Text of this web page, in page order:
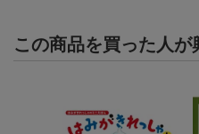
この商品を買った人が